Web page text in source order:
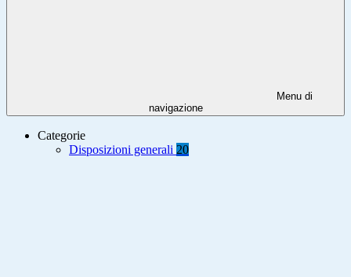
Menu di
navigazione
Categorie
Disposizioni generali 20